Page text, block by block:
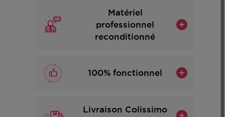
Matériel
professionnel
reconditionné
100% fonctionnel
Livraison Colissimo